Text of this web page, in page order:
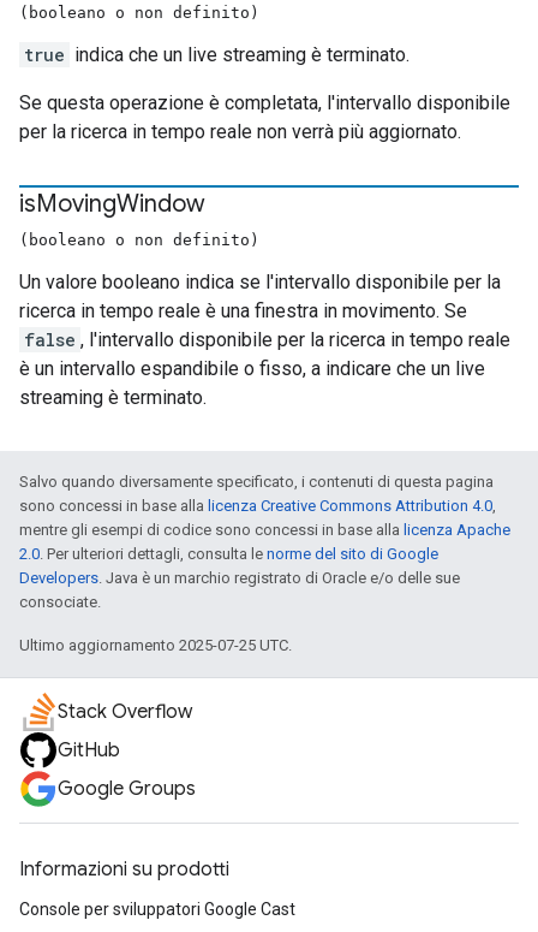
(booleano o non definito)
true indica che un live streaming è terminato.
Se questa operazione è completata, l'intervallo disponibile
per la ricerca in tempo reale non verrà più aggiornato.
isMovingWindow
(booleano o non definito)
Un valore booleano indica se l'intervallo disponibile per la
ricerca in tempo reale è una finestra in movimento. Se
false , l'intervallo disponibile per la ricerca in tempo reale
è un intervallo espandibile o fisso, a indicare che un live
streaming è terminato.
Salvo quando diversamente specificato, i contenuti di questa pagina
sono concessi in base alla licenza Creative Commons Attribution 4.0,
mentre gli esempi di codice sono concessi in base alla licenza Apache
2.0. Per ulteriori dettagli, consulta le norme del sito di Google
Developers. Java è un marchio registrato di Oracle e/o delle sue
consociate.
Ultimo aggiornamento 2025-07-25 UTC.
Stack Overflow
GitHub
Google Groups
Informazioni su prodotti
Console per sviluppatori Google Cast